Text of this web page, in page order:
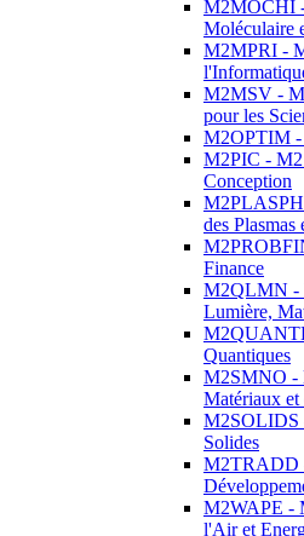
M2MOCHI
Moléculaire
M2MPRI -
M2MSV -
pour les
M2OPTIM -
M2PIC -
Conception
des Plasmas
Finance
M2QLMN -
Lumière,
Quantiques
M2SMNO -
Matériaux et
M2SOLIDS
Solides
M2TRADD
M2WAPE -
l'Air et